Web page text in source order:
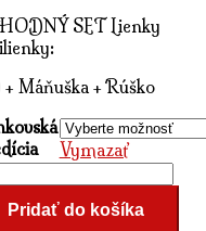
SET Lienky
Máňuška + Rúško
Vymazať
Pridať do košíka